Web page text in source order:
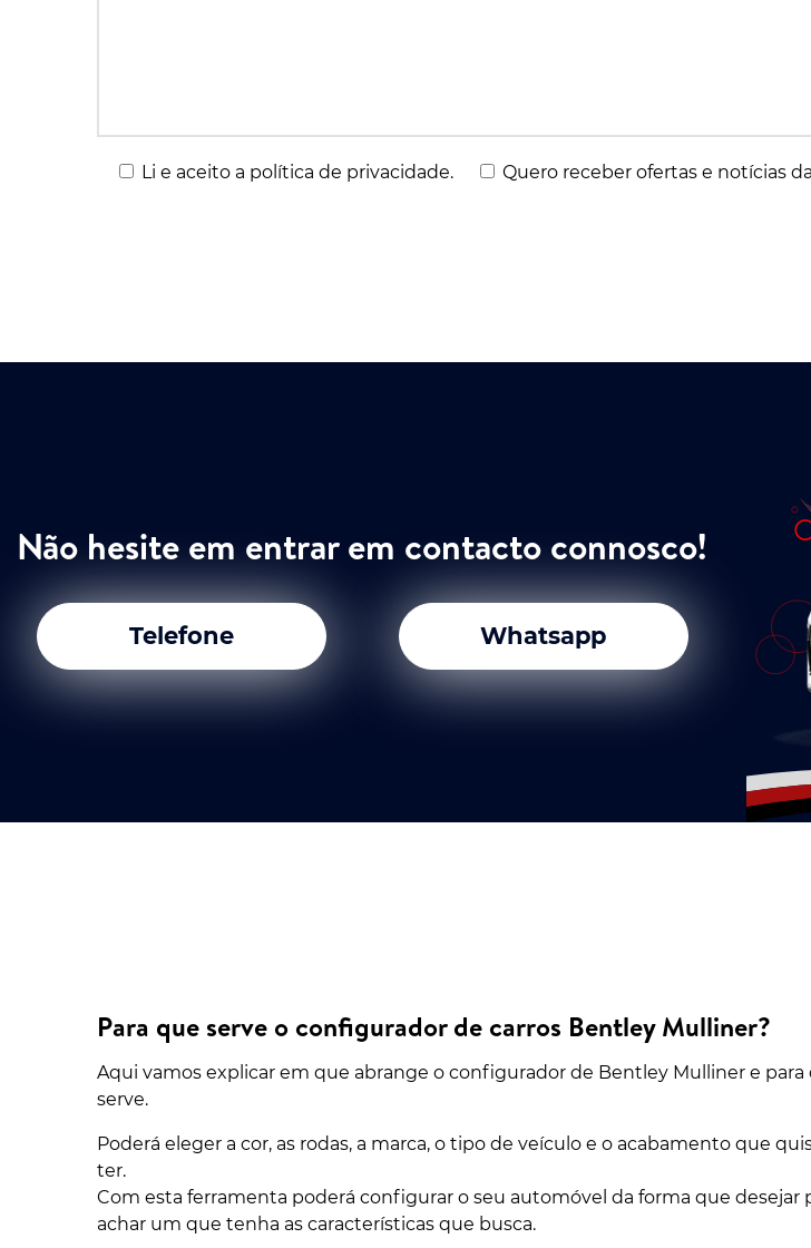
Li e aceito a política de privacidade. Quero receber ofertas e notícias
Não hesite em entrar em contacto connosco!
Telefone Whatsapp
Para que serve o configurador de carros Bentley Mulliner?
Aqui vamos explicar em que abrange o configurador de Bentley Mulliner e para
serve.
Poderá eleger a cor, as rodas, a marca, o tipo de veículo e o acabamento que
ter.
Com esta ferramenta poderá configurar o seu automóvel da forma que desejar
achar um que tenha as características que busca.